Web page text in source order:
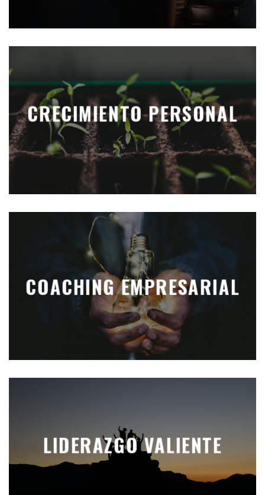
CRECIMIENTO PERSONAL
COACHING EMPRESARIAL
LIDERAZGO VALIENTE